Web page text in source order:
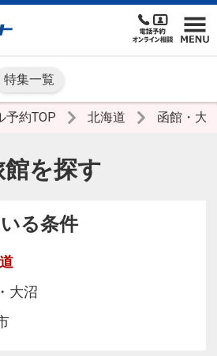
特集一覧
予約TOP 北海道 函館・大
を探す
る条件
大沼